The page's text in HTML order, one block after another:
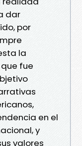
dar
por
la
fue
en el
y
valores